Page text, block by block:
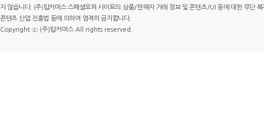
지 않습니다. (주)탑커머스 스페셜오퍼 사이트의 상품/판매자 거래 정보 및 콘텐츠/UI 등에 대한 무단
콘텐츠 산업 진흥법 등에 의하여 엄격히 금지합니다.
Copyright ⓒ (주)탑커머스 All rights reserved.